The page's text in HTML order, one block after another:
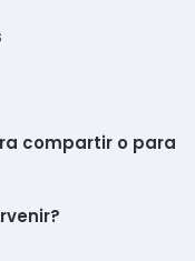
compartir o para